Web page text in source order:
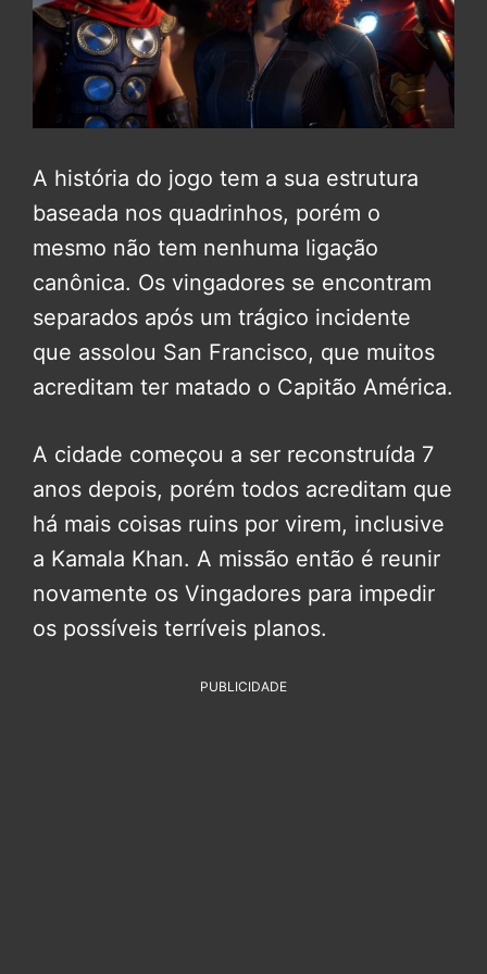
A história do jogo tem a sua estrutura
baseada nos quadrinhos, porém o
mesmo não tem nenhuma ligação
canônica. Os vingadores se encontram
separados após um trágico incidente
que assolou San Francisco, que muitos
acreditam ter matado o Capitão América.
A cidade começou a ser reconstruída 7
anos depois, porém todos acreditam que
há mais coisas ruins por virem, inclusive
a Kamala Khan. A missão então é reunir
novamente os Vingadores para impedir
os possíveis terríveis planos.
PUBLICIDADE